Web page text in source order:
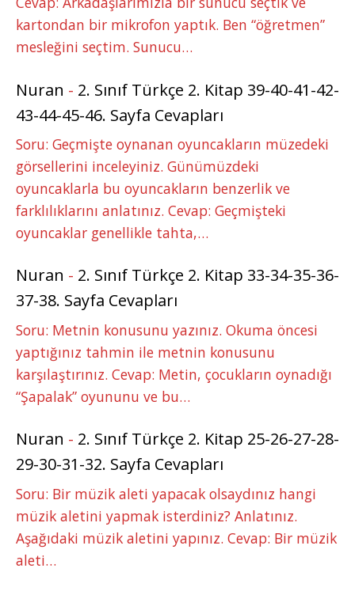
kartondan bir mikrofon yaptık. Ben “öğretmen”
mesleğini seçtim. Sunucu…
Nuran - 2. Sınıf Türkçe 2. Kitap 39-40-41-42-
43-44-45-46. Sayfa Cevapları
Soru: Geçmişte oynanan oyuncakların müzedeki
görsellerini inceleyiniz. Günümüzdeki
oyuncaklarla bu oyuncakların benzerlik ve
farklılıklarını anlatınız. Cevap: Geçmişteki
oyuncaklar genellikle tahta,…
Nuran - 2. Sınıf Türkçe 2. Kitap 33-34-35-36-
37-38. Sayfa Cevapları
Soru: Metnin konusunu yazınız. Okuma öncesi
yaptığınız tahmin ile metnin konusunu
karşılaştırınız. Cevap: Metin, çocukların oynadığı
“Şapalak” oyununu ve bu…
Nuran - 2. Sınıf Türkçe 2. Kitap 25-26-27-28-
29-30-31-32. Sayfa Cevapları
Soru: Bir müzik aleti yapacak olsaydınız hangi
müzik aletini yapmak isterdiniz? Anlatınız.
Aşağıdaki müzik aletini yapınız. Cevap: Bir müzik
aleti…